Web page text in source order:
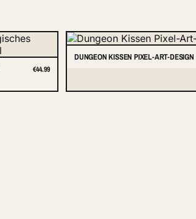
€44.99
DUNGEON KISSEN PIXEL-ART-DESIGN